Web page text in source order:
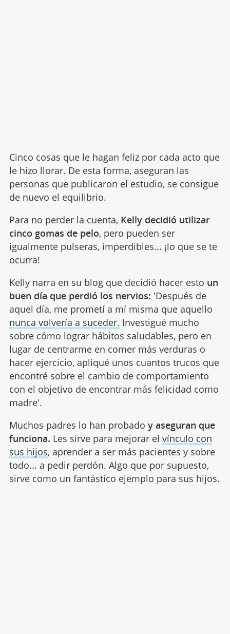
Cinco cosas que le hagan feliz por cada acto que
le hizo llorar. De esta forma, aseguran las
personas que publicaron el estudio, se consigue
de nuevo el equilibrio.
Para no perder la cuenta, Kelly decidió utilizar
cinco gomas de pelo, pero pueden ser
igualmente pulseras, imperdibles... ¡lo que se te
ocurra!
Kelly narra en su blog que decidió hacer esto un
buen día que perdió los nervios: 'Después de
aquel día, me prometí a mí misma que aquello
nunca volvería a suceder. Investigué mucho
sobre cómo lograr hábitos saludables, pero en
lugar de centrarme en comer más verduras o
hacer ejercicio, apliqué unos cuantos trucos que
encontré sobre el cambio de comportamiento
con el objetivo de encontrar más felicidad como
madre'.
Muchos padres lo han probado y aseguran que
funciona. Les sirve para mejorar el vínculo con
sus hijos, aprender a ser más pacientes y sobre
todo... a pedir perdón. Algo que por supuesto,
sirve como un fantástico ejemplo para sus hijos.